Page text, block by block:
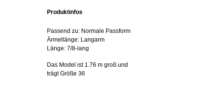
Produktinfos
Passend zu: Normale Passform
Ärmellänge: Langarm
Länge: 7/8-lang
Das Model ist 1.76 m groß und
trägt Größe 36